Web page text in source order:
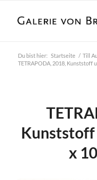
Du bist hier: Startseite / Till
TETRAPODA, 2018, Kunststoff
Kunststoff
x